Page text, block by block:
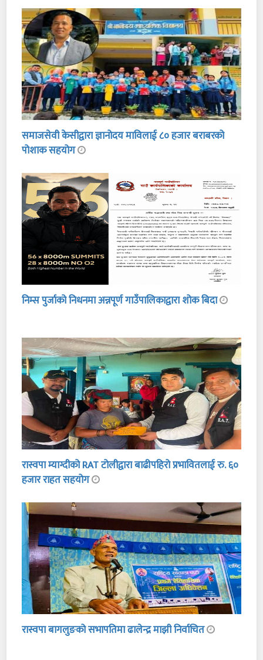
समाजसेवी केसीद्वारा ज्ञानोदय माविलाई ८० हजार बराबरको
पोशाक सहयोग
निम्स पुर्जाको निधनमा अन्नपूर्ण गाउँपालिकाद्वारा शोक बिदा
रास्वपा म्याग्दीको RAT टोलीद्वारा बाढीपहिरो प्रभावितलाई रु. ६०
हजार राहत सहयोग
रास्वपा बागलुङको सभापतिमा ढालेन्द्र माझी निर्वाचित